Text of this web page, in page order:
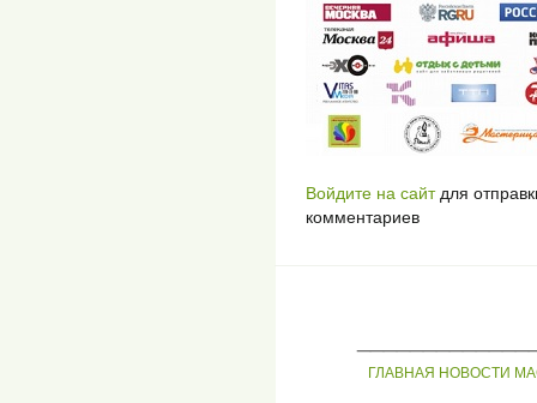
Войдите на сайтдля
комментариев
ГЛАВНАЯ НОВОСТИ